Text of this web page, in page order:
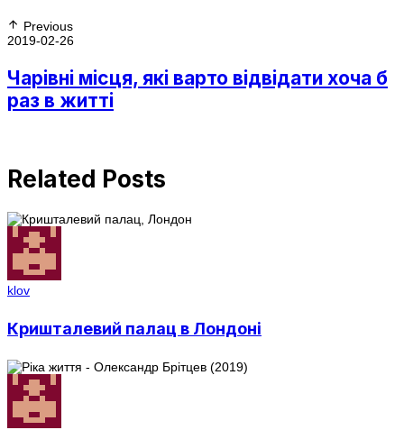
Previous
2019-02-26
Чарівні місця, які варто відвідати хоча б
раз в житті
Related Posts
klov
Кришталевий палац в Лондоні